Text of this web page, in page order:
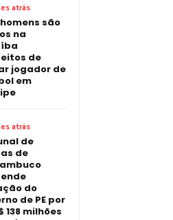
atrás
são
na
de
jogador de
em
atrás
de
de
do
de PE por
138 milhões